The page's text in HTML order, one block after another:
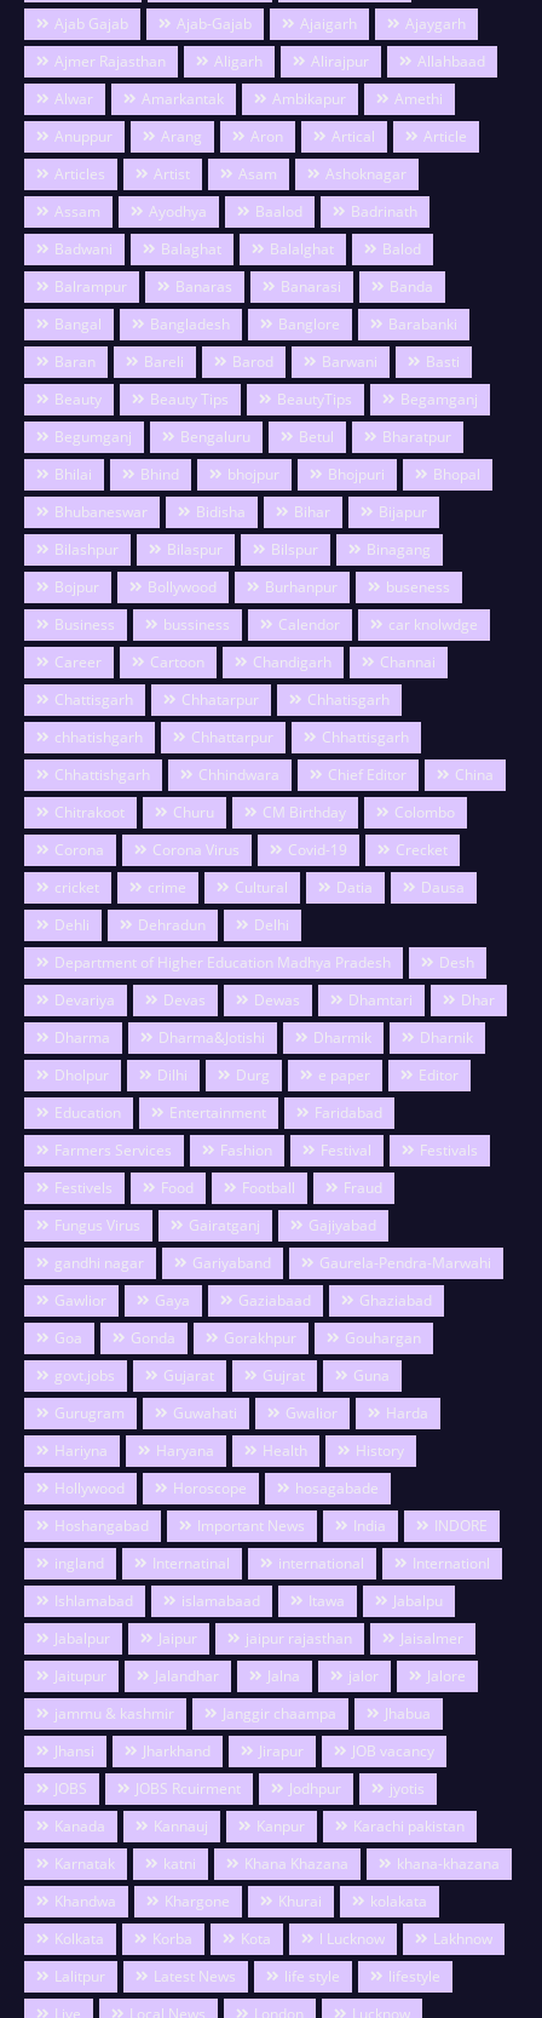
Ajab Gajab Ajab-Gajab Ajaigarh
Ajaygarh
Ajmer Rajasthan
Aligarh Alirajpur
Allahbaad
Alwar
Amarkantak Ambikapur
Amethi
Anuppur
Arang Aron Artical
Article
Articles
Artist Asam
Ashoknagar
Assam
Ayodhya Baalod
Badrinath
Badwani
Balaghat Balalghat
Balod
Balrampur
Banaras Banarasi
Banda
Bangal
Bangladesh Banglore
Barabanki
Baran
Bareli Barod Barwani
Basti
Beauty
Beauty Tips BeautyTips
Begamganj
Begumganj
Bengaluru Betul
Bharatpur
Bhilai
Bhind bhojpur Bhojpuri
Bhopal
Bhubaneswar
Bidisha Bihar
Bijapur
Bilashpur
Bilaspur Bilspur
Binagang
Bojpur
Bollywood Burhanpur
buseness
Business
bussiness Calendor
car knolwdge
Career
Cartoon Chandigarh
Channai
Chattisgarh
Chhatarpur
Chhatisgarh
chhatishgarh
Chhattarpur
Chhattisgarh
Chhattishgarh
Chhindwara Chief Editor
China
Chitrakoot
Churu CM Birthday
Colombo
Corona
Corona Virus Covid-19
Crecket
cricket
crime Cultural Datia
Dausa
Dehli
Dehradun
Delhi
Department of Higher Education Madhya Pradesh
Desh
Devariya
Devas Dewas Dhamtari
Dhar
Dharma
Dharma&Jotishi Dharmik
Dharnik
Dholpur
Dilhi Durg e paper
Editor
Education
Entertainment
Faridabad
Farmers Services
Fashion Festival
Festivals
Festivels
Food Football
Fraud
Fungus Virus
Gairatganj
Gajiyabad
gandhi nagar
Gariyaband
Gaurela-Pendra-Marwahi
Gawlior
Gaya Gaziabaad
Ghaziabad
Goa
Gonda Gorakhpur
Gouhargan
govt.jobs
Gujarat Gujrat
Guna
Gurugram
Guwahati Gwalior
Harda
Hariyna
Haryana Health
History
Hollywood
Horoscope
hosagabade
Hoshangabad
Important News India
INDORE
ingland
Internatinal international
Internationl
Ishlamabad
islamabaad Itawa
Jabalpu
Jabalpur
Jaipur jaipur rajasthan
Jaisalmer
Jaitupur
Jalandhar Jalna jalor
Jalore
jammu & kashmir
Janggir chaampa
Jhabua
Jhansi
Jharkhand Jirapur
JOB vacancy
JOBS
JOBS Rcuirment Jodhpur
jyotis
Kanada
Kannauj Kanpur
Karachi pakistan
Karnatak
katni Khana Khazana
khana-khazana
Khandwa
Khargone Khurai
kolakata
Kolkata
Korba Kota l Lucknow
Lakhnow
Lalitpur
Latest News life style
lifestyle
Live
Local News London
Lucknow